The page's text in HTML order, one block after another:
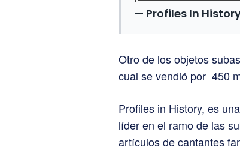
— Profiles In
Otro de los objetos
cual se vendió por 450
Profiles in History, es
líder en el ramo de las
artículos de cantantes